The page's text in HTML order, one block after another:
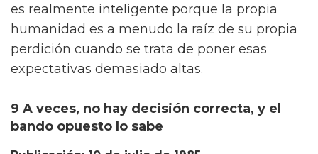
es realmente inteligente porque la propia
humanidad es a menudo la raíz de su propia
perdición cuando se trata de poner esas
expectativas demasiado altas.
9 A veces, no hay decisión correcta, y el
bando opuesto lo sabe